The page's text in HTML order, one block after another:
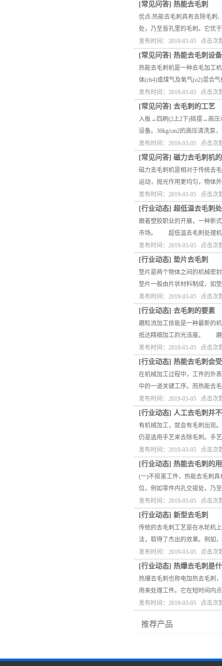
[常见问答] 热能去毛刺
优点:热能去毛刺具有去除毛刺
处，乃至盲孔里的毛刺。它
发布时间：2019-03-05 点击次
[常见问答] 热能去毛刺设备
热能去毛刺机是一种去毛加工
体(ch4)或煤气及氧气(o2)混合
发布时间：2019-03-05 点击次
[常见问答] 去毛刺的工艺
入板→四刷(2上2下)摇摆→高压
设备。30kg/cm2的高压清洗泵
发布时间：2019-03-05 点击次
[常见问答] 磁力去毛刺机
磁力去毛刺机是相对于传统去
运动，抛光作用更均匀，物
发布时间：2019-03-05 点击次
[行业动态] 超低温去毛刺
跟着塑胶职业的开展，一种新
市场。 超低温去毛刺处理机
发布时间：2019-03-05 点击次
[行业动态] 垫片去毛刺
垫片是两个物体之间的机械密
垫片一般由片状材料制成，如
发布时间：2019-03-05 点击次
[行业动态] 去毛刺的要素
磨粒流加工技能是一种最新的
抵达精细加工的光洁度。 磨
发布时间：2019-03-05 点击次
[行业动态] 热能去毛刺会
在机械加工过程中，工件的外
中的一道关键工序。而热能去
发布时间：2019-03-05 点击次
[行业动态] 人工去毛刺并
有机械加工，就会有毛刺出现
仍是选用手艺来去除毛刺。
发布时间：2019-03-05 点击次
[行业动态] 热能去毛刺的
(一)不损害工件，热能去毛刺
位，例如零件内孔交接处，
发布时间：2019-03-05 点击次
[行业动态] 新型去毛刺
传统的去毛刺工艺是在水轮机
法，取得了杰出的效果。例
发布时间：2019-03-05 点击次
[行业动态] 热爆去毛刺是
热爆去毛刺也称电加热去毛刺
用来处理工件。它在短时间内
发布时间：2019-03-05 点击次
推荐产品